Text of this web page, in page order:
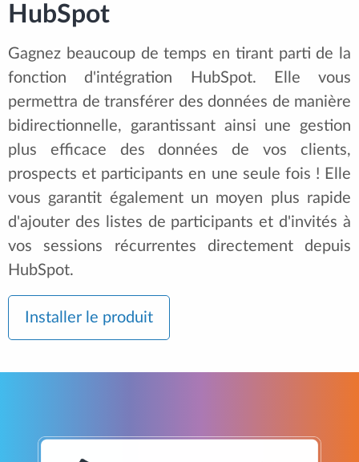
HubSpot
Gagnez beaucoup de temps en tirant parti de la
fonction d'intégration HubSpot. Elle vous
permettra de transférer des données de manière
bidirectionnelle, garantissant ainsi une gestion
plus efficace des données de vos clients,
prospects et participants en une seule fois ! Elle
vous garantit également un moyen plus rapide
d'ajouter des listes de participants et d'invités à
vos sessions récurrentes directement depuis
HubSpot.
Installer le produit